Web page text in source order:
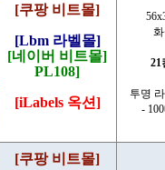
[쿠팡 비트몰]
[Lbm 라벨몰]
[네이버 비트몰]
PL108]
[iLabels 옥션]
투명
-
[쿠팡 비트몰]